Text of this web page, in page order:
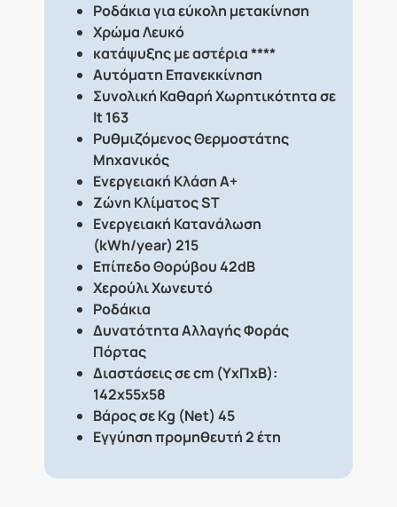
Ροδάκια για εύκολη μετακίνηση
Χρώμα Λευκό
κατάψυξης με αστέρια ****
Αυτόματη Επανεκκίνηση
Συνολική Καθαρή Χωρητικότητα σε
lt 163
Ρυθμιζόμενος Θερμοστάτης
Μηχανικός
Ενεργειακή Κλάση Α+
Ζώνη Κλίματος ST
Ενεργειακή Κατανάλωση
(kWh/year) 215
Επίπεδο Θορύβου 42dB
Χερούλι Χωνευτό
Ροδάκια
Δυνατότητα Αλλαγής Φοράς
Πόρτας
Διαστάσεις σε cm (ΥxΠxΒ):
142x55x58
Βάρος σε Kg (Net) 45
Εγγύηση προμηθευτή 2 έτη